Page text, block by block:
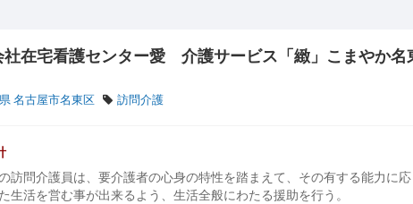
社在宅看護センター愛 介護サービス「緻」こまやか名
名古屋市名東区 訪問介護
訪問介護員は、要介護者の心身の特性を踏まえて、その有する能力に
生活を営む事が出来るよう、生活全般にわたる援助を行う。